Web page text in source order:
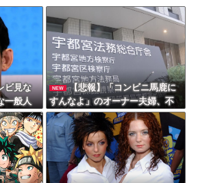
勇者♀「仲間に支払うはずのお金で新しい装備買っちゃったから>>3する」
日本旅行キャンセルすべきか…1万年ぶり史上最大級の火山の兆し＝韓国の反応
せ
海外「おめでとうタキ！」リヴァプール南野がバースデーゴール！！
ビ見な
一般人
NEW
【悲報】「コンビニ馬鹿に
すんなよ」のオーナー夫婦、不
起訴ｗｗｗｗｗｗｗｗ